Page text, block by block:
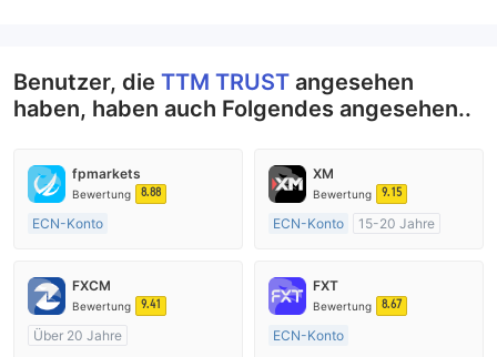
Benutzer, die TTM TRUST angesehen
haben, haben auch Folgendes angesehen..
fpmarkets
Bewertung 8.88
ECN-Konto
AustralienRegulierung
Market Making (MM)
MT4-Volllizenz
XM
Bewertung 9.15
ECN-Konto
15-20 Jahre
Market Making (MM)
MT4-Volllizenz
FXCM
Bewertung 9.41
Über 20 Jahre
FXT
Bewertung 8.67
ECN-Konto